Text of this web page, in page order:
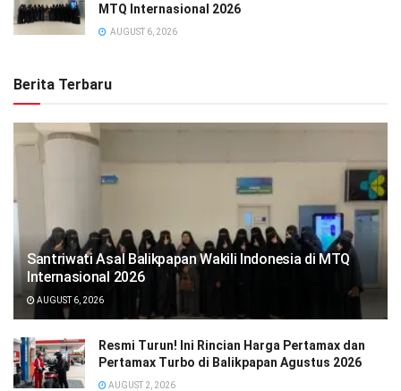
MTQ Internasional 2026
AUGUST 6, 2026
Berita Terbaru
Santriwati Asal Balikpapan Wakili Indonesia di MTQ
Internasional 2026
AUGUST 6, 2026
Resmi Turun! Ini Rincian Harga Pertamax dan
Pertamax Turbo di Balikpapan Agustus 2026
AUGUST 2, 2026